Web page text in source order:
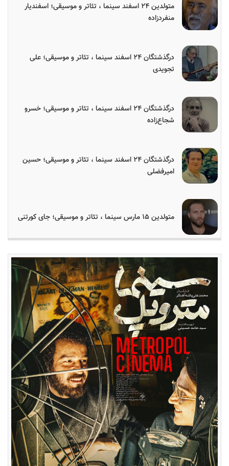
متولدین ۲۴ اسفند سینما ، تئاتر و موسیقی؛ اسفندیار
منفردزاده
درگذشتگان ۲۴ اسفند سینما ، تئاتر و موسیقی؛ علی
تجویدی
درگذشتگان ۲۴ اسفند سینما ، تئاتر و موسیقی؛ خسرو
شجاع‌زاده
درگذشتگان ۲۴ اسفند سینما ، تئاتر و موسیقی؛ حسین
امیرفضلی
متولدین ۱۵ مارس سینما ، تئاتر و موسیقی؛ جای کورتنی